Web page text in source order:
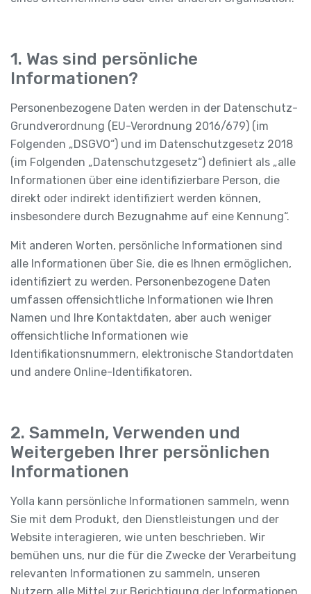
1. Was sind persönliche
Informationen?
Personenbezogene Daten werden in der Datenschutz-
Grundverordnung (EU-Verordnung 2016/679) (im
Folgenden „DSGVO“) und im Datenschutzgesetz 2018
(im Folgenden „Datenschutzgesetz“) definiert als „alle
Informationen über eine identifizierbare Person, die
direkt oder indirekt identifiziert werden können,
insbesondere durch Bezugnahme auf eine Kennung“.
Mit anderen Worten, persönliche Informationen sind
alle Informationen über Sie, die es Ihnen ermöglichen,
identifiziert zu werden. Personenbezogene Daten
umfassen offensichtliche Informationen wie Ihren
Namen und Ihre Kontaktdaten, aber auch weniger
offensichtliche Informationen wie
Identifikationsnummern, elektronische Standortdaten
und andere Online-Identifikatoren.
2. Sammeln, Verwenden und
Weitergeben Ihrer persönlichen
Informationen
Yolla kann persönliche Informationen sammeln, wenn
Sie mit dem Produkt, den Dienstleistungen und der
Website interagieren, wie unten beschrieben. Wir
bemühen uns, nur die für die Zwecke der Verarbeitung
relevanten Informationen zu sammeln, unseren